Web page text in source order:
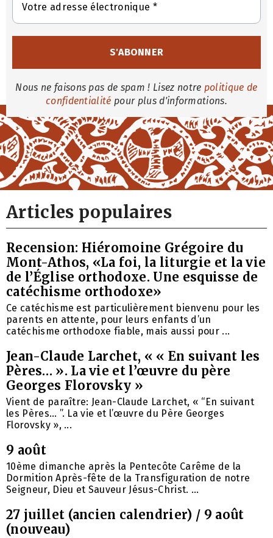
Nous ne faisons pas de spam ! Lisez notre politique de
confidentialité pour plus d'informations.
Articles populaires
Recension: Hiéromoine Grégoire du
Mont-Athos, «La foi, la liturgie et la vie
de l’Église orthodoxe. Une esquisse de
catéchisme orthodoxe»
Ce catéchisme est particulièrement bienvenu pour les
parents en attente, pour leurs enfants d’un
catéchisme orthodoxe fiable, mais aussi pour ...
Jean-Claude Larchet, « « En suivant les
Pères… ». La vie et l’œuvre du père
Georges Florovsky »
Vient de paraître: Jean-Claude Larchet, « “En suivant
les Pères… ”. La vie et l’œuvre du Père Georges
Florovsky », ...
9 août
10ème dimanche après la Pentecôte Carême de la
Dormition Après-fête de la Transfiguration de notre
Seigneur, Dieu et Sauveur Jésus-Christ. ...
27 juillet (ancien calendrier) / 9 août
(nouveau)